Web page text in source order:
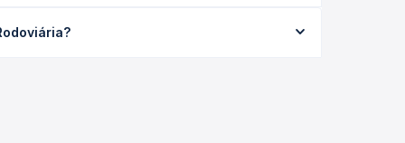
as viações em tempo real e garante a melhor